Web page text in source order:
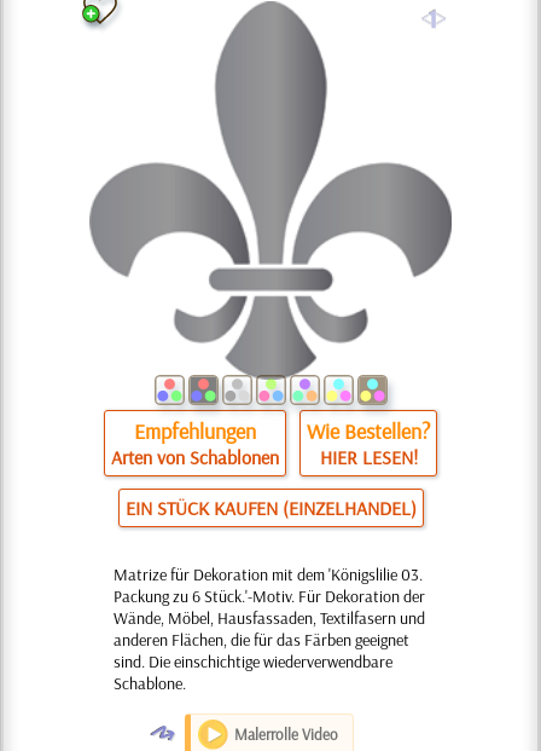
a
Empfehlungen
Arten von Schablonen
Wie Bestellen?
HIER LESEN!
EIN STÜCK KAUFEN (EINZELHANDEL)
Matrize für Dekoration mit dem 'Königslilie 03.
Packung zu 6 Stück.'-Motiv. Für Dekoration der
Wände, Möbel, Hausfassaden, Textilfasern und
anderen Flächen, die für das Färben geeignet
sind. Die einschichtige wiederverwendbare
Schablone.
O Malerrolle Video